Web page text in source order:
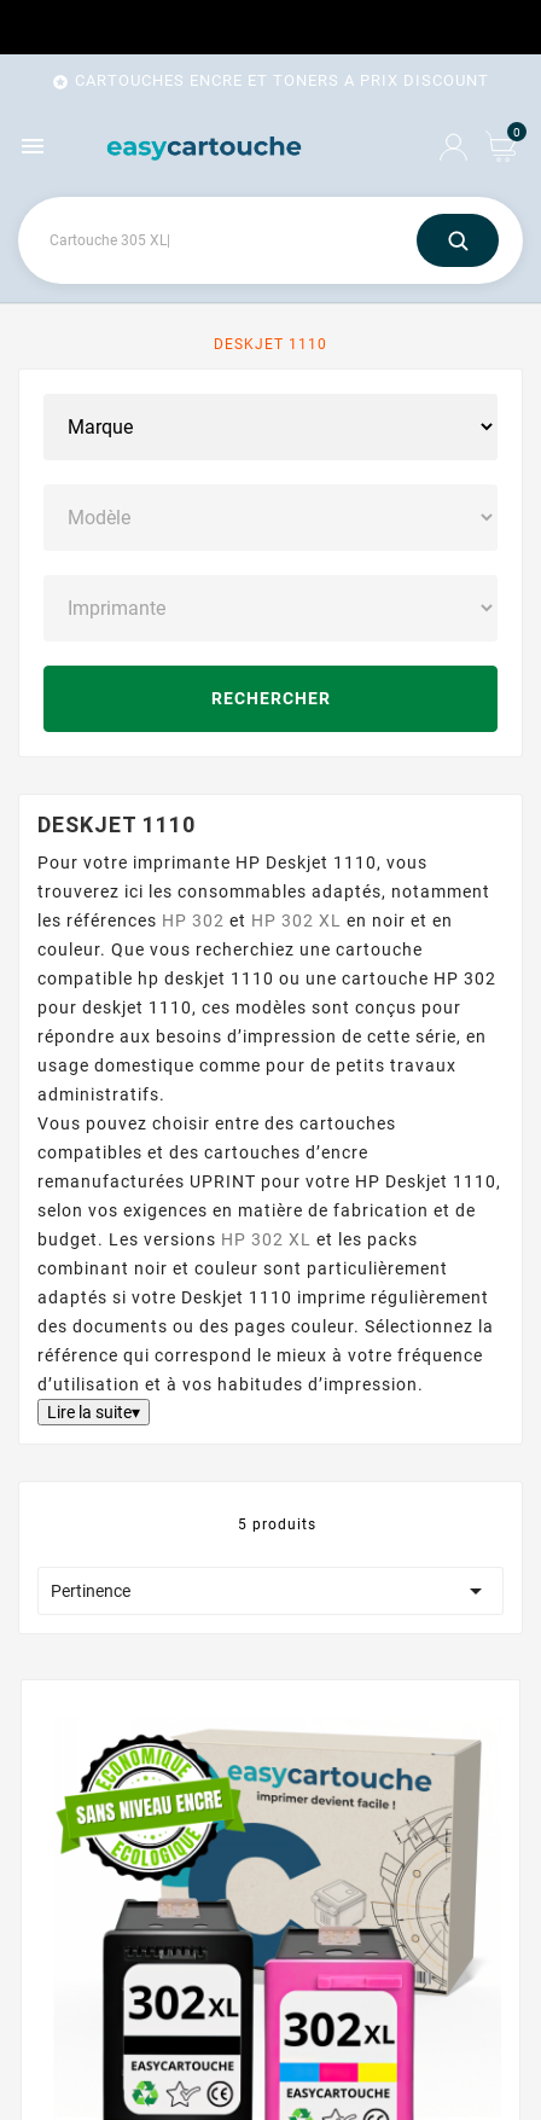
 CARTOUCHES ENCRE ET TONERS A PRIX DISCOUNT
 0
DESKJET 1110
RECHERCHER
DESKJET 1110
Pour votre imprimante HP Deskjet 1110, vous
trouverez ici les consommables adaptés, notamment
les références HP 302 et HP 302 XL
en noir et en
couleur. Que vous recherchiez une cartouche
compatible hp deskjet 1110 ou une cartouche HP 302
pour deskjet 1110, ces modèles sont conçus pour
répondre aux besoins d’impression de cette série, en
usage domestique comme pour de petits travaux
administratifs.
Vous pouvez choisir entre des cartouches
compatibles et des cartouches d’encre
remanufacturées UPRINT pour votre HP Deskjet 1110,
selon vos exigences en matière de fabrication et de
budget. Les versions HP 302 XL
et les packs
combinant noir et couleur sont particulièrement
adaptés si votre Deskjet 1110 imprime régulièrement
des documents ou des pages couleur. Sélectionnez la
référence qui correspond le mieux à votre fréquence
d’utilisation et à vos habitudes d’impression.
Lire la suite▾
5 produits
Pertinence 